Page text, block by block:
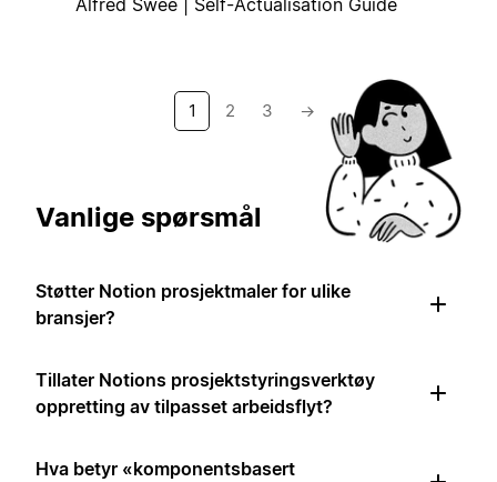
1 2 3 →
Vanlige spørsmål
Støtter Notion prosjektmaler for ulike
bransjer?
Tillater Notions prosjektstyringsverktøy
oppretting av tilpasset arbeidsflyt?
Hva betyr «komponentsbasert